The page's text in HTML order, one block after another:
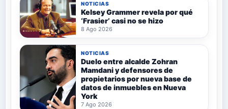
NOTICIAS
Kelsey Grammer revela por qué
‘Frasier’ casi no se hizo
8 Ago 2026
NOTICIAS
Duelo entre alcalde Zohran
Mamdani y defensores de
propietarios por nueva base de
datos de inmuebles en Nueva
York
7 Ago 2026